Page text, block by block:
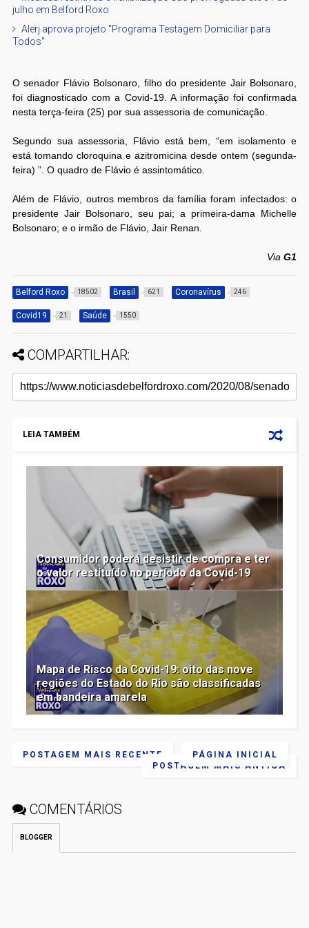
julho em Belford Roxo
Alerj aprova projeto "Programa Testagem Domiciliar para
Todos"
O senador Flávio Bolsonaro, filho do presidente Jair Bolsonaro,
foi diagnosticado com a Covid-19. A informação foi confirmada
nesta terça-feira (25) por sua assessoria de comunicação.
Segundo sua assessoria, Flávio está bem, “em isolamento e
está tomando cloroquina e azitromicina desde ontem (segunda-
feira) ”. O quadro de Flávio é assintomático.
Além de Flávio, outros membros da família foram infectados: o
presidente Jair Bolsonaro, seu pai; a primeira-dama Michelle
Bolsonaro; e o irmão de Flávio, Jair Renan.
ViaG1
Belford Roxo 18502 Brasil 621 Coronavírus 246
Covid19 21 Saúde 1550
COMPARTILHAR:
LEIA TAMBÉM
Consumidor poderá desistir de compra e ter
o valor restituído no período da Covid-19
Mapa de Risco da Covid-19: oito das nove
regiões do Estado do Rio são classificadas
em bandeira amarela
POSTAGEM MAIS RECENTE
POSTAGEM MAIS ANTIGA
PÁGINA INICIAL
COMENTÁRIOS
BLOGGER